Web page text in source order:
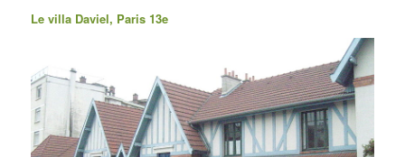
Le villa Daviel, Paris 13e